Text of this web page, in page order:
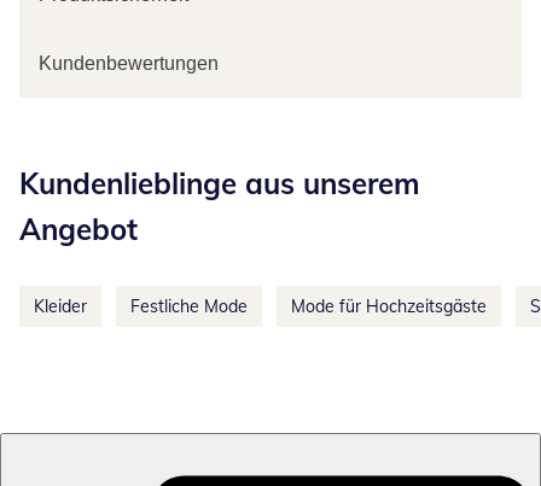
Kundenbewertungen
Kundenlieblinge aus unserem
Angebot
Kleider Festliche Mode Mode für Hochzeitsgäste